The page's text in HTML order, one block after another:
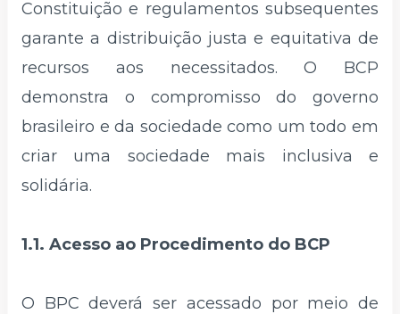
Constituição e regulamentos subsequentes
garante a distribuição justa e equitativa de
recursos aos necessitados. O BCP
demonstra o compromisso do governo
brasileiro e da sociedade como um todo em
criar uma sociedade mais inclusiva e
solidária.
1.1. Acesso ao Procedimento do BCP
O BPC deverá ser acessado por meio de